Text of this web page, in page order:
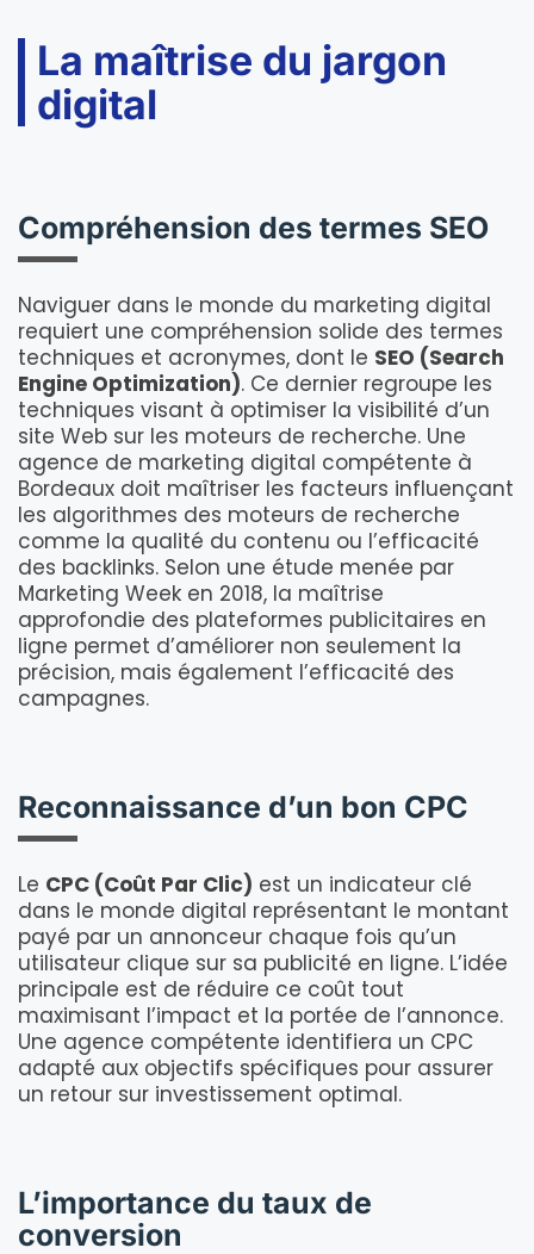
La maîtrise du jargon
digital
Compréhension des termes SEO
Naviguer dans le monde du marketing digital
requiert une compréhension solide des termes
techniques et acronymes, dont le SEO (Search
Engine Optimization). Ce dernier regroupe les
techniques visant à optimiser la visibilité d’un
site Web sur les moteurs de recherche. Une
agence de marketing digital compétente à
Bordeaux doit maîtriser les facteurs influençant
les algorithmes des moteurs de recherche
comme la qualité du contenu ou l’efficacité
des backlinks. Selon une étude menée par
Marketing Week en 2018, la maîtrise
approfondie des plateformes publicitaires en
ligne permet d’améliorer non seulement la
précision, mais également l’efficacité des
campagnes.
Reconnaissance d’un bon CPC
Le CPC (Coût Par Clic) est un indicateur clé
dans le monde digital représentant le montant
payé par un annonceur chaque fois qu’un
utilisateur clique sur sa publicité en ligne. L’idée
principale est de réduire ce coût tout
maximisant l’impact et la portée de l’annonce.
Une agence compétente identifiera un CPC
adapté aux objectifs spécifiques pour assurer
un retour sur investissement optimal.
L’importance du taux de
conversion